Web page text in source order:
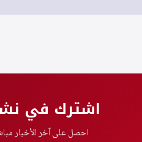
اشترك في
احصل على آخر الأخبار